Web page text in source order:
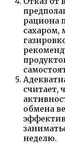
рациона
сахаром,
считает,
обмена
неделю.